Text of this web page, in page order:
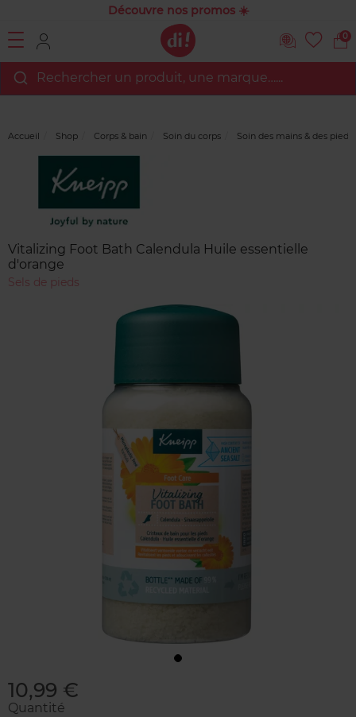
Découvre nos promos ☀️
0
Rechercher un produit, une marque…...
Accueil Shop Corps & bain Soin du corps Soin des mains & des pieds
Marque
Vitalizing Foot Bath Calendula Huile essentielle
d'orange
Sels de pieds
10,99 €
Quantité